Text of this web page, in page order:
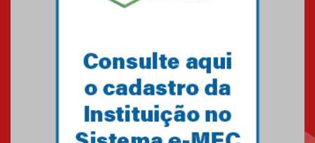
Primeiro culto do ano ressalta o
27.02.2026